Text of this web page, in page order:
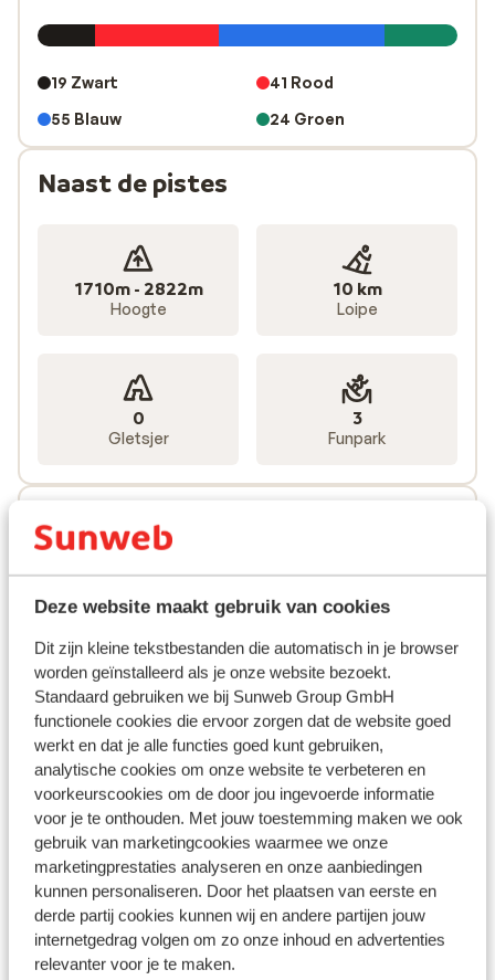
Deze website maakt gebruik van cookies
Dit zijn kleine tekstbestanden die automatisch in je browser
worden geïnstalleerd als je onze website bezoekt.
Standaard gebruiken we bij Sunweb Group GmbH
functionele cookies die ervoor zorgen dat de website goed
werkt en dat je alle functies goed kunt gebruiken,
analytische cookies om onze website te verbeteren en
voorkeurscookies om de door jou ingevoerde informatie
voor je te onthouden. Met jouw toestemming maken we ook
gebruik van marketingcookies waarmee we onze
marketingprestaties analyseren en onze aanbiedingen
kunnen personaliseren. Door het plaatsen van eerste en
derde partij cookies kunnen wij en andere partijen jouw
internetgedrag volgen om zo onze inhoud en advertenties
relevanter voor je te maken.
19 Zwart
41 Rood
55 Blauw
24 Groen
Naast de pistes
1710m - 2822m
Hoogte
10 km
Loipe
0
Gletsjer
3
Funpark
Liften
Gondels Stoeltjesliften
42
Sleepliften